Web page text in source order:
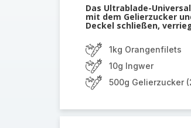
Das Ultrablade-
mit dem Gelierzucker
Deckel schließen,
1kg Orangenfilets
10g Ingwer
500g Gelierzucker